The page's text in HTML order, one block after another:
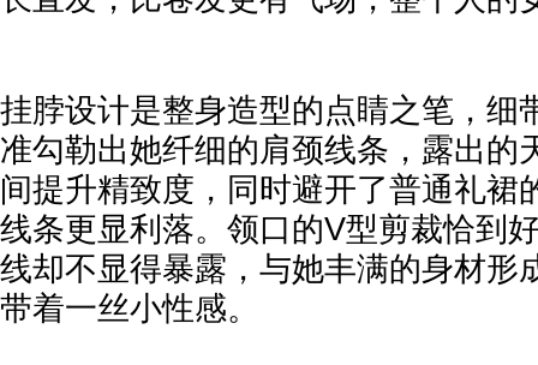
挂脖设计是整身造型的点睛之笔，细
准勾勒出她纤细的肩颈线条，露出的
间提升精致度，同时避开了普通礼裙
线条更显利落。领口的V型剪裁恰到
线却不显得暴露，与她丰满的身材形
带着一丝小性感。